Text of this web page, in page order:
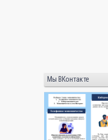
Мы ВКонтакте